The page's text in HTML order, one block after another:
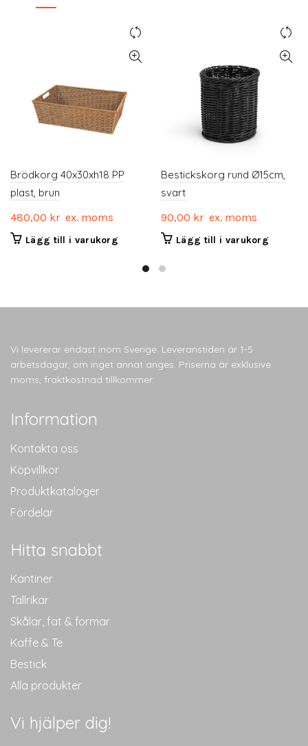
Brödkorg 40x30xh18 PP
plast, brun
480,00 kr ex. moms
Lägg till i varukorg
Bestickskorg rund Ø15cm,
svart
90,00 kr ex. moms
Lägg till i varukorg
Vi levererar endast inom Sverige. Leveranstiden är 1-5
arbetsdagar, om inget annat anges. Priserna är exklusive
moms, fraktkostnad tillkommer.
Information
Kontakta oss
Köpvillkor
Produktkataloger
Fördelar
Hitta snabbt
Kantiner
Tallrikar
Skålar, fat & formar
Kaffe & Te
Bestick
Alla produkter
Vi hjälper dig!